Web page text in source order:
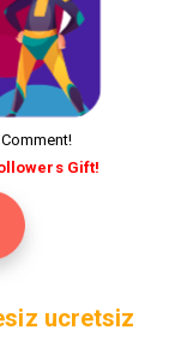
Gift!
ucretsiz